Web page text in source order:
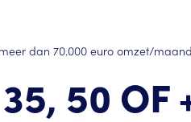
dan 70.000 euro omzet/maand
50 OF